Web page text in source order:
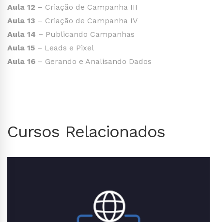
Aula 12 – Criação de Campanha III
Aula 13 – Criação de Campanha IV
Aula 14 – Publicando Campanhas
Aula 15 – Leads e Pixel
Aula 16 – Gerando e Analisando Dados
Cursos Relacionados